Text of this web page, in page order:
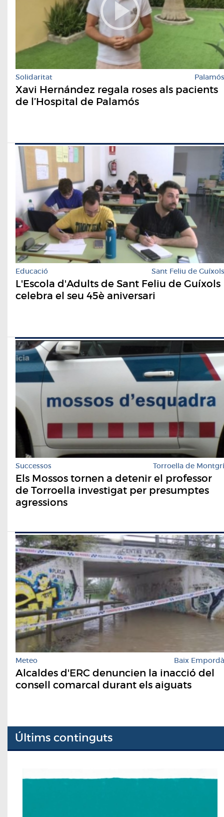
Solidaritat Palamós
Xavi Hernández regala roses als pacients
de l’Hospital de Palamós
Educació Sant Feliu de Guíxols
L'Escola d'Adults de Sant Feliu de Guíxols
celebra el seu 45è aniversari
Successos Torroella de Montgrí
Els Mossos tornen a detenir el professor
de Torroella investigat per presumptes
agressions
Meteo Baix Empordà
Alcaldes d'ERC denuncien la inacció del
consell comarcal durant els aiguats
Últims continguts